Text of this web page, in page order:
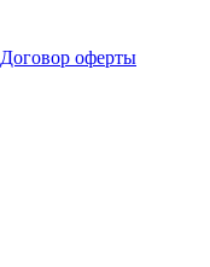
Договор оферты